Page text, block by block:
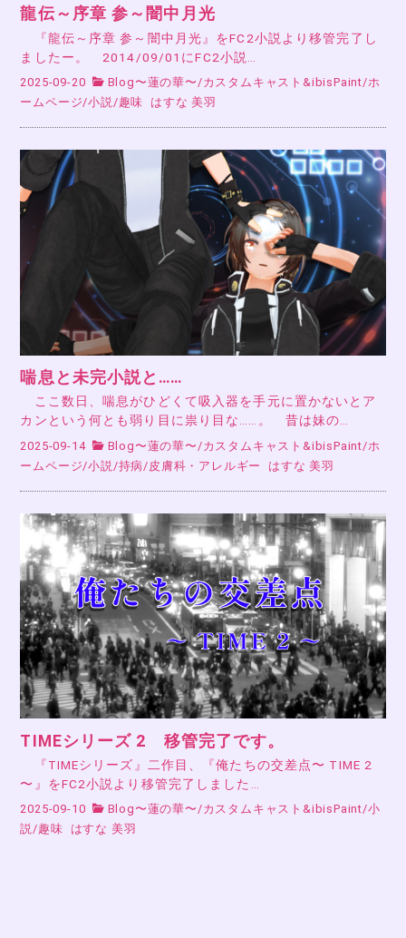
龍伝～序章 参～闇中月光
『龍伝～序章 参～闇中月光』をFC2小説より移管完了し
ましたー。 2014/09/01にFC2小説…
2025-09-20 Blog〜蓮の華〜/カスタムキャスト&ibisPaint/ホ
ームページ/小説/趣味 はすな 美羽
喘息と未完小説と……
ここ数日、喘息がひどくて吸入器を手元に置かないとア
カンという何とも弱り目に祟り目な……。 昔は妹の…
2025-09-14 Blog〜蓮の華〜 /カスタムキャスト&ibisPaint/ホ
ームページ/小説 /持病 / 皮膚科・アレルギー はすな 美羽
TIMEシリーズ 2 移管完了です。
『TIMEシリーズ』二作目、『俺たちの交差点〜 TIME 2
〜』をFC2小説より移管完了しました…
2025-09-10 Blog〜蓮の華〜/カスタムキャスト&ibisPaint/小
説/趣味 はすな 美羽